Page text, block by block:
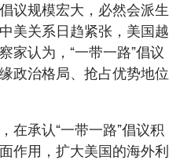
议规模宏大，必然会派生
美关系日趋紧张，美国越
家认为，“一带一路”倡议
政治格局、抢占优势地位
在承认“一带一路”倡议积
作用，扩大美国的海外利